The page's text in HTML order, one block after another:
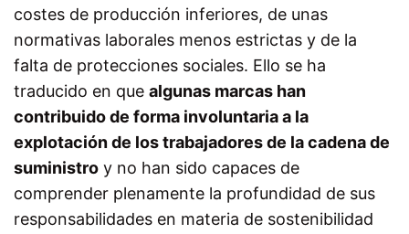
costes de producción inferiores, de unas
normativas laborales menos estrictas y de la
falta de protecciones sociales. Ello se ha
traducido en que algunas marcas han
contribuido de forma involuntaria a la
explotación de los trabajadores de la cadena de
suministro y no han sido capaces de
comprender plenamente la profundidad de sus
responsabilidades en materia de sostenibilidad